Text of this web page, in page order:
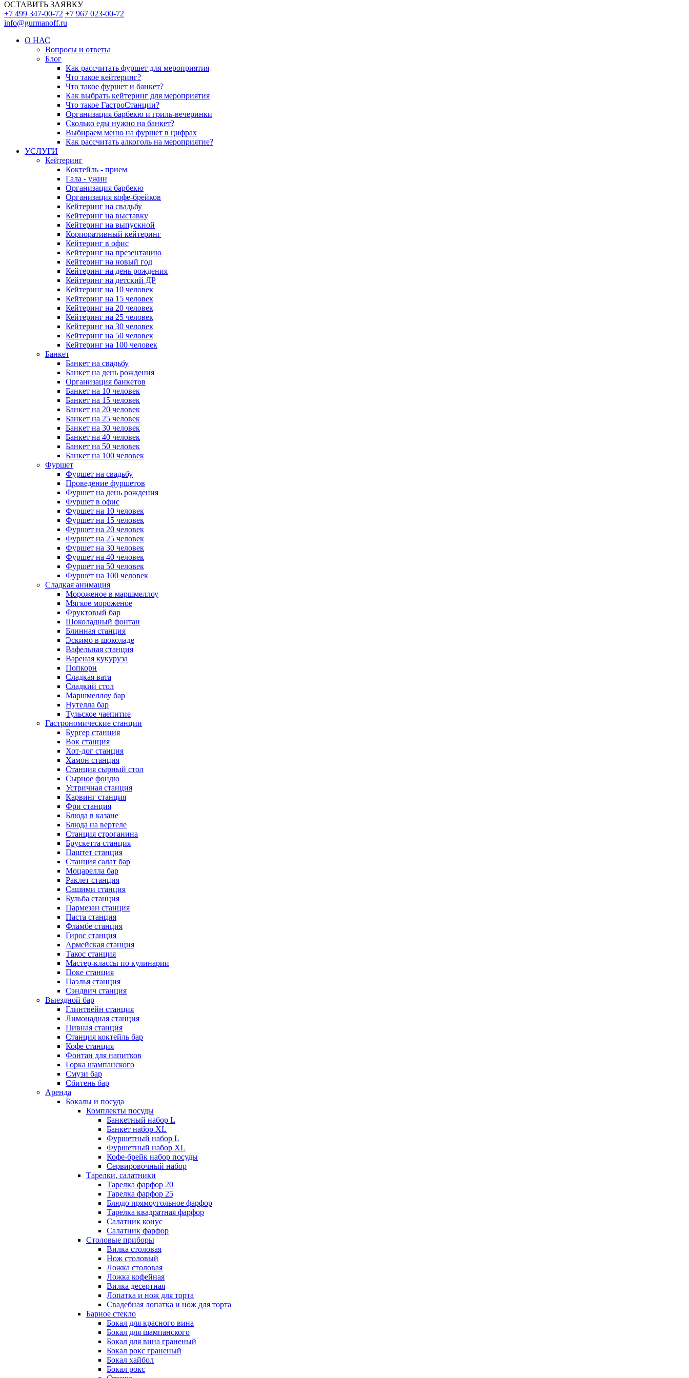
ОСТАВИТЬ ЗАЯВКУ
+7 499 347-00-72 +7 967 023-00-72
info@gurmanoff.ru
О НАС
Вопросы и ответы
Блог
Как рассчитать фуршет для мероприятия
Что такое кейтеринг?
Что такое фуршет и банкет?
Как выбрать кейтеринг для мероприятия
Что такое ГастроСтанции?
Организация барбекю и гриль-вечеринки
Сколько еды нужно на банкет?
Выбираем меню на фуршет в цифрах
Как рассчитать алкоголь на мероприятие?
УСЛУГИ
Кейтеринг
Коктейль - прием
Гала - ужин
Организация барбекю
Организация кофе-брейков
Кейтеринг на свадьбу
Кейтеринг на выставку
Кейтеринг на выпускной
Корпоративный кейтеринг
Кейтеринг в офис
Кейтеринг на презентацию
Кейтеринг на новый год
Кейтеринг на день рождения
Кейтеринг на детский ДР
Кейтеринг на 10 человек
Кейтеринг на 15 человек
Кейтеринг на 20 человек
Кейтеринг на 25 человек
Кейтеринг на 30 человек
Кейтеринг на 50 человек
Кейтеринг на 100 человек
Банкет
Банкет на свадьбу
Банкет на день рождения
Организация банкетов
Банкет на 10 человек
Банкет на 15 человек
Банкет на 20 человек
Банкет на 25 человек
Банкет на 30 человек
Банкет на 40 человек
Банкет на 50 человек
Банкет на 100 человек
Фуршет
Фуршет на свадьбу
Проведение фуршетов
Фуршет на день рождения
Фуршет в офис
Фуршет на 10 человек
Фуршет на 15 человек
Фуршет на 20 человек
Фуршет на 25 человек
Фуршет на 30 человек
Фуршет на 40 человек
Фуршет на 50 человек
Фуршет на 100 человек
Сладкая анимация
Мороженое в маршмеллоу
Мягкое мороженое
Фруктовый бар
Шоколадный фонтан
Блинная станция
Эскимо в шоколаде
Вафельная станция
Вареная кукуруза
Попкорн
Сладкая вата
Сладкий стол
Маршмеллоу бар
Нутелла бар
Тульское чаепитие
Гастрономические станции
Бургер станция
Вок станция
Хот-дог станция
Хамон станция
Станция сырный стол
Сырное фондю
Устричная станция
Карвинг станция
Фри станция
Блюда в казане
Блюда на вертеле
Станция строганина
Брускетта станция
Паштет станция
Станция салат бар
Моцарелла бар
Раклет станция
Сашими станция
Бульба станция
Пармезан станция
Паста станция
Фламбе станция
Гирос станция
Армейская станция
Такос станция
Мастер-классы по кулинарии
Поке станция
Паэлья станция
Сэндвич станция
Выездной бар
Глинтвейн станция
Лимонадная станция
Пивная станция
Станция коктейль бар
Кофе станция
Фонтан для напитков
Горка шампанского
Смузи бар
Сбитень бар
Аренда
Бокалы и посуда
Комплекты посуды
Банкетный набор L
Банкет набор XL
Фуршетный набор L
Фуршетный набор ХL
Кофе-брейк набор посуды
Сервировочный набор
Тарелки, салатники
Тарелка фарфор 20
Тарелка фарфор 25
Блюдо прямоугольное фарфор
Тарелка квадратная фарфор
Салатник конус
Салатник фарфор
Столовые приборы
Вилка столовая
Нож столовый
Ложка столовая
Ложка кофейная
Вилка десертная
Лопатка и нож для торта
Свадебная лопатка и нож для торта
Барное стекло
Бокал для красного вина
Бокал для шампанского
Бокал для вина граненый
Бокал рокс граненый
Бокал хайбол
Бокал рокс